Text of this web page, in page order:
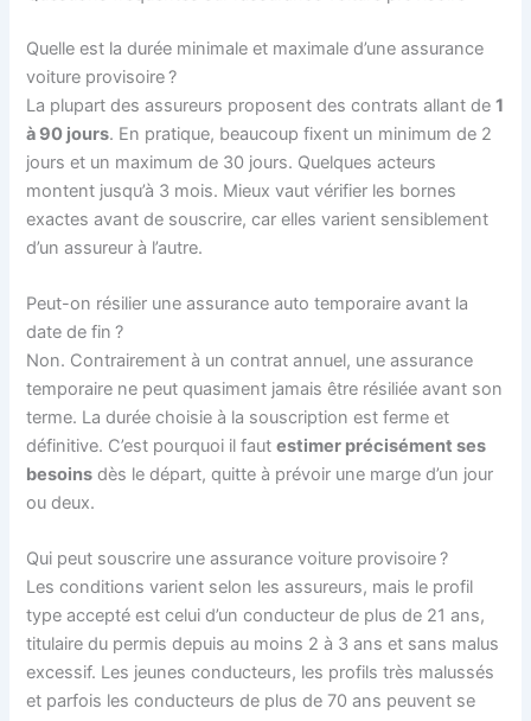
Quelle est la durée minimale et maximale d’une assurance
voiture provisoire ?
La plupart des assureurs proposent des contrats allant de1
à 90 jours. En pratique, beaucoup fixent un minimum de 2
jours et un maximum de 30 jours. Quelques acteurs
montent jusqu’à 3 mois. Mieux vaut vérifier les bornes
exactes avant de souscrire, car elles varient sensiblement
d’un assureur à l’autre.
Peut-on résilier une assurance auto temporaire avant la
date de fin ?
Non. Contrairement à un contrat annuel, une assurance
temporaire ne peut quasiment jamais être résiliée avant son
terme. La durée choisie à la souscription est ferme et
définitive. C’est pourquoi il fautestimer précisément ses
besoins dès le départ, quitte à prévoir une marge d’un jour
ou deux.
Qui peut souscrire une assurance voiture provisoire ?
Les conditions varient selon les assureurs, mais le profil
type accepté est celui d’un conducteur de plus de 21 ans,
titulaire du permis depuis au moins 2 à 3 ans et sans malus
excessif. Les jeunes conducteurs, les profils très malussés
et parfois les conducteurs de plus de 70 ans peuvent se